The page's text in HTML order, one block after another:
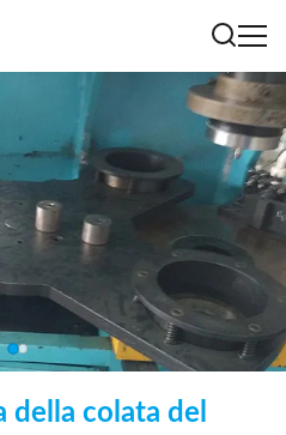
della colata del